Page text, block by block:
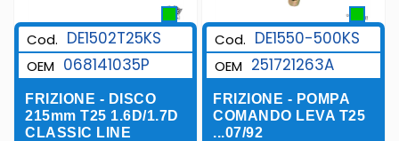
Cod. DE1502T25KS
OEM 068141035P
FRIZIONE - DISCO
215mm T25 1.6D/1.7D
CLASSIC LINE
Cod. DE1550-500KS
OEM 251721263A
FRIZIONE - POMPA
COMANDO LEVA T25
...07/92